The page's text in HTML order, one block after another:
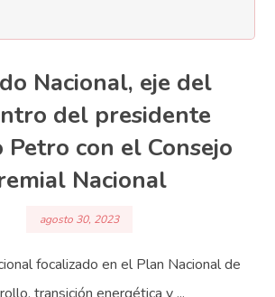
Nacional, eje del
del presidente
Petro con el Consejo
Nacional
agosto 30, 2023
focalizado en el Plan Nacional de